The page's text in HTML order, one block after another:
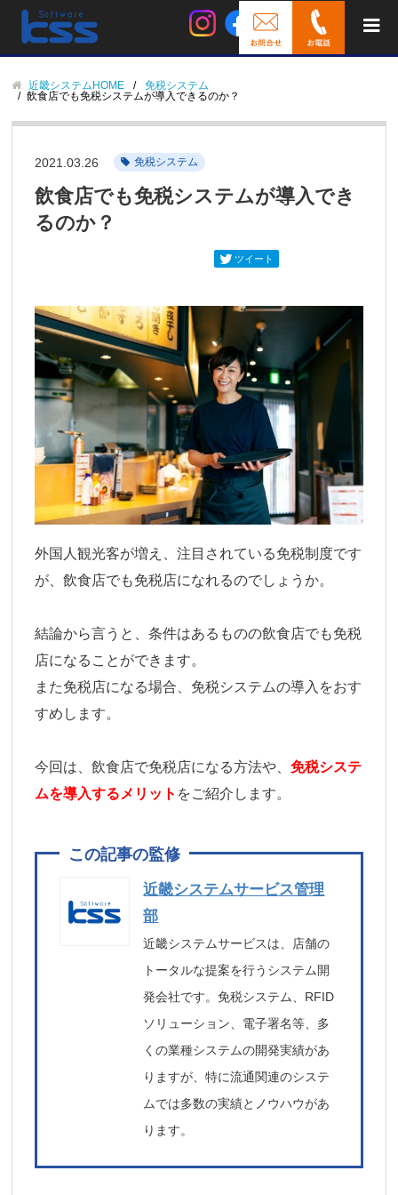
近畿システムHOME
免税システム
飲食店でも免税システムが導入できるのか？
2021.03.26 免税システム
ツイート
飲食店でも免税システムが導入でき
るのか？
外国人観光客が増え、注目されている免税制度です
が、飲食店でも免税店になれるのでしょうか。
結論から言うと、条件はあるものの飲食店でも免税
店になることができます。
また免税店になる場合、免税システムの導入をおす
すめします。
今回は、飲食店で免税店になる方法や、免税システ
ムを導入するメリット をご紹介します。
近畿システムサービス管理
部
近畿システムサービスは、店舗の
トータルな提案を行うシステム開
発会社です。免税システム、RFID
ソリューション、電子署名等、多
くの業種システムの開発実績があ
りますが、特に流通関連のシステ
ムでは多数の実績とノウハウがあ
ります。